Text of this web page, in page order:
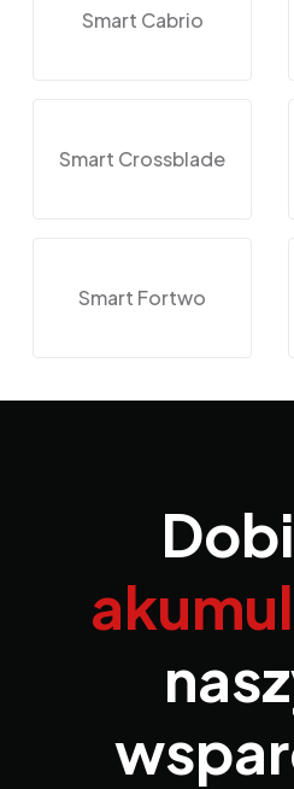
Smart Cabrio
Smart Crossblade
Smart Fortwo